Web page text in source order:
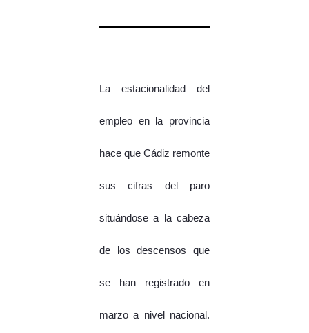
La estacionalidad del
empleo en la provincia
hace que Cádiz remonte
sus cifras del paro
situándose a la cabeza
de los descensos que
se han registrado en
marzo a nivel nacional.